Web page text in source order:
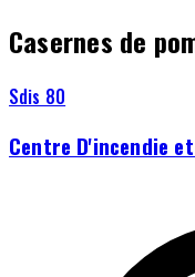
Casernes de
Sdis 80
Centre D'incendie